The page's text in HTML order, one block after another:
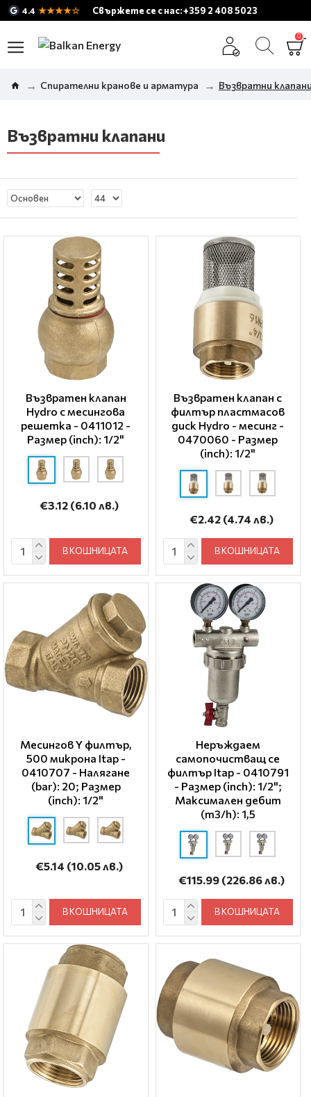
4.4 ★★★★☆ Свържете се с нас: +359 2 408 5023
0
Спирателни кранове и арматура Възвратни
Възвратни клапани
Възвратен клапан
Hydro с месингова
решетка - 0411012 -
Размер (inch): 1/2"
€3.12 (6.10 лв.)
В КОШНИЦАТА
Възвратен клапан с
филтър пластмасов
диск Hydro - месинг -
0470060 - Размер
(inch): 1/2"
€2.42 (4.74 лв.)
В КОШНИЦАТА
Месингов Y филтър,
500 микрона Itap -
0410707 - Налягане
(bar): 20; Размер
(inch): 1/2"
€5.14 (10.05 лв.)
В КОШНИЦАТА
Неръждаем
самопочистващ се
филтър Itap - 0410791
- Размер (inch): 1/2";
Максимален дебит
(m3/h): 1,5
€115.99 (226.86 лв.)
В КОШНИЦАТА